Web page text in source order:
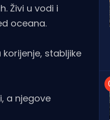
Živi u vodi i
oceana.
stabljike
a njegove